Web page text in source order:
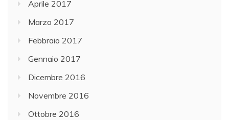
Aprile 2017
Marzo 2017
Febbraio 2017
Gennaio 2017
Dicembre 2016
Novembre 2016
Ottobre 2016